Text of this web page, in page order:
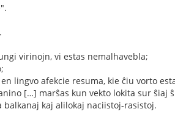
virinojn, vi estas nemalhavebla;
lingvo afekcie resuma, kie ĉiu vorto
[…] marŝas kun vekto lokita sur ŝiaj
balkanaj kaj alilokaj naciistoj-rasistoj.